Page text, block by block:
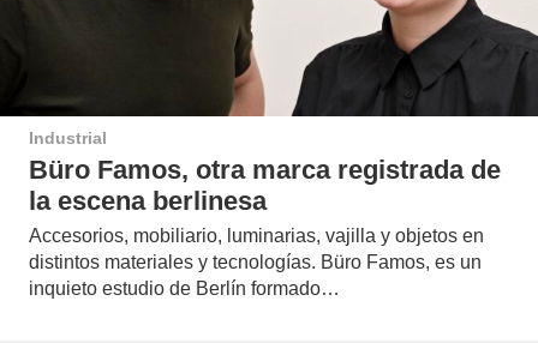
Industrial
Büro Famos, otra marca registrada de
la escena berlinesa
Accesorios, mobiliario, luminarias, vajilla y objetos en
distintos materiales y tecnologías. Büro Famos, es un
inquieto estudio de Berlín formado…